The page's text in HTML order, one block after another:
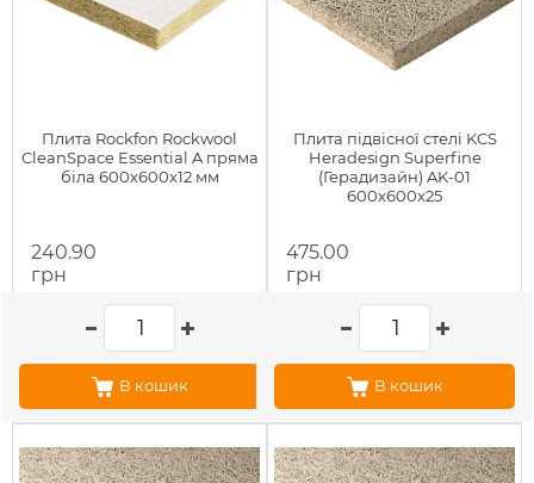
Плита Rockfon Rockwool
CleanSpace Essential A пряма
біла 600x600x12 мм
240.90
грн
В кошик
Плита підвісної стелі KCS
Heradesign Superfine
(Герадизайн) AK-01
600x600x25
475.00
грн
В кошик